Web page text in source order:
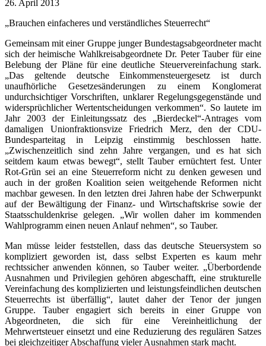
26. April 2013
„Brauchen einfacheres und verständliches Steuerrecht“
Gemeinsam mit einer Gruppe junger Bundestagsabgeordneter macht
sich der heimische Wahlkreisabgeordnete Dr. Peter Tauber für eine
Belebung der Pläne für eine deutliche Steuervereinfachung stark.
„Das geltende deutsche Einkommensteuergesetz ist durch
unaufhörliche Gesetzesänderungen zu einem Konglomerat
undurchsichtiger Vorschriften, unklarer Regelungsgegenstände und
widersprüchlicher Wertentscheidungen verkommen“. So lautete im
Jahr 2003 der Einleitungssatz des „Bierdeckel“-Antrages vom
damaligen Unionfraktionsvize Friedrich Merz, den der CDU-
Bundesparteitag in Leipzig einstimmig beschlossen hatte.
„Zwischenzeitlich sind zehn Jahre vergangen, und es hat sich
seitdem kaum etwas bewegt“, stellt Tauber ernüchtert fest. Unter
Rot-Grün sei an eine Steuerreform nicht zu denken gewesen und
auch in der großen Koalition seien weitgehende Reformen nicht
machbar gewesen. In den letzten drei Jahren habe der Schwerpunkt
auf der Bewältigung der Finanz- und Wirtschaftskrise sowie der
Staatsschuldenkrise gelegen. „Wir wollen daher im kommenden
Wahlprogramm einen neuen Anlauf nehmen“, so Tauber.
Man müsse leider feststellen, dass das deutsche Steuersystem so
kompliziert geworden ist, dass selbst Experten es kaum mehr
rechtssicher anwenden können, so Tauber weiter. „Überbordende
Ausnahmen und Privilegien gehören abgeschafft, eine strukturelle
Vereinfachung des komplizierten und leistungsfeindlichen deutschen
Steuerrechts ist überfällig“, lautet daher der Tenor der jungen
Gruppe. Tauber engagiert sich bereits in einer Gruppe von
Abgeordneten, die sich für eine Vereinheitlichung der
Mehrwertsteuer einsetzt und eine Reduzierung des regulären Satzes
bei gleichzeitiger Abschaffung vieler Ausnahmen stark macht.